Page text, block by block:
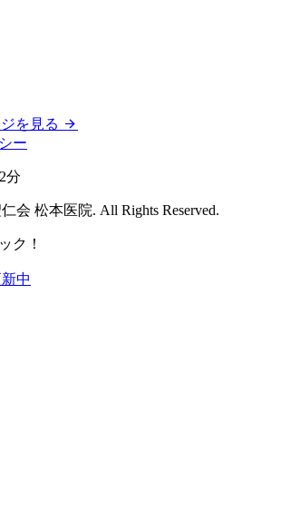
を見る
ー
分
会 松本医院. All Rights Reserved.
ク！
中